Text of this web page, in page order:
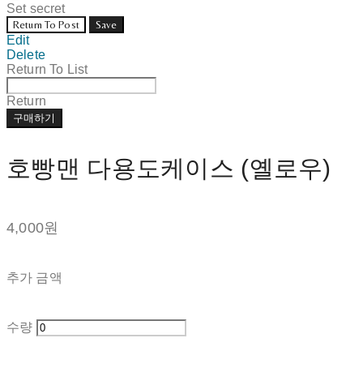
Set secret
Return To Post Save
Edit
Delete
Return To List
Return
구매하기
호빵맨 다용도케이스 (옐로우)
4,000원
추가 금액
수량